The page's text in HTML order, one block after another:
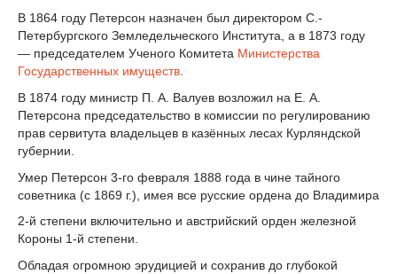
В 1864 году Петерсон назначен был директором С.-
Петербургского Земледельческого Института, а в 1873 году
— председателем Ученого Комитета Министерства
Государственных имуществ
В 1874 году министр П. А. Валуев возложил на Е. А.
Петерсона председательство в комиссии по регулированию
прав сервитута владельцев в казённых лесах Курляндской
губернии.
Умер Петерсон 3-го февраля 1888 года в чине тайного
советника (с 1869 г.), имея все русские ордена до Владимира
2-й степени включительно и австрийский орден железной
Короны 1-й степени.
Обладая огромною эрудицией и сохранив до глубокой